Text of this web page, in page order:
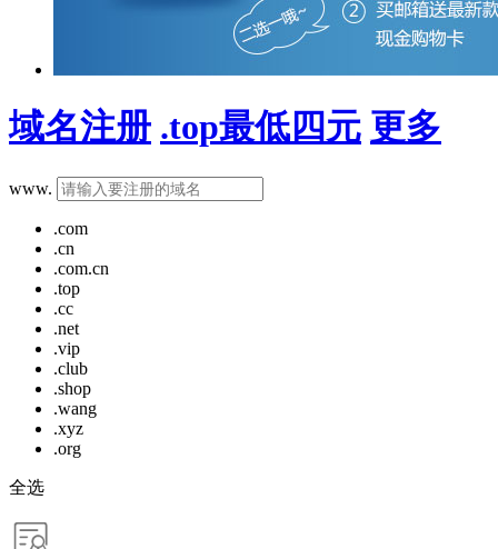
域名注册 .top最低四元 更多
www.
.com
.cn
.com.cn
.top
.cc
.net
.vip
.club
.shop
.wang
.xyz
.org
全选